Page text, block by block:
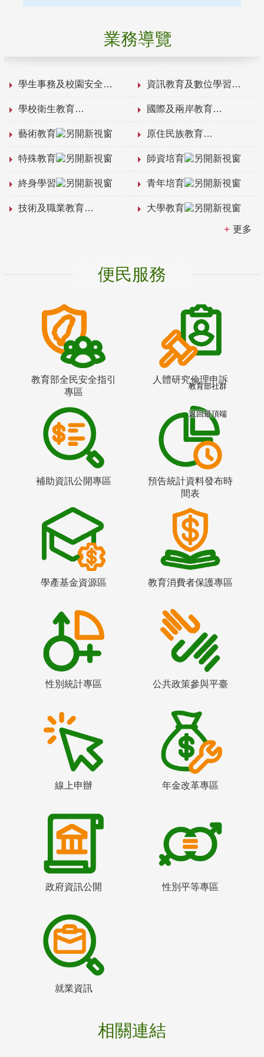
業務導覽
學生事務及校園安全 資訊教育及數位學習
學校衛生教育 國際及兩岸教育
藝術教育 原住民族教育
特殊教育 師資培育
終身學習 青年培育
技術及職業教育 大學教育
更多
便民服務
教育部全民安全指引
專區
人體研究倫理申訴
補助資訊公開專區
預告統計資料發布時
間表
學產基金資源區 教育消費者保護專區
性別統計專區 公共政策參與平臺
線上申辦 年金改革專區
政府資訊公開 性別平等專區
就業資訊
相關連結
教育部社群
返回最頂端